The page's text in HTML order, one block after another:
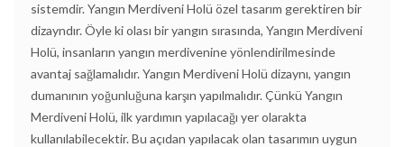
sistemdir. Yangın Merdiveni Holü özel tasarım gerektiren bir
dizayndır. Öyle ki olası bir yangın sırasında, Yangın Merdiveni
Holü, insanların yangın merdivenine yönlendirilmesinde
avantaj sağlamalıdır. Yangın Merdiveni Holü dizaynı, yangın
dumanının yoğunluğuna karşın yapılmalıdır. Çünkü Yangın
Merdiveni Holü, ilk yardımın yapılacağı yer olarakta
kullanılabilecektir. Bu açıdan yapılacak olan tasarımın uygun